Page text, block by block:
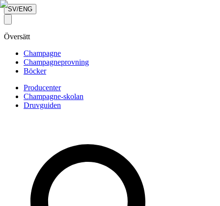
SV/ENG
Översätt
Champagne
Champagneprovning
Böcker
Producenter
Champagne-skolan
Druvguiden